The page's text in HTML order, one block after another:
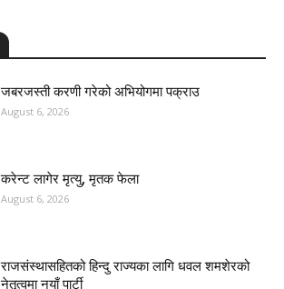
जबरजस्ती करणी गरेको अभियोगमा पक्राउ
August 6, 2026
करेन्ट लागेर मृत्यु, मृतक फेला
August 6, 2026
राजसंस्थासहितको हिन्दु राज्यका लागि धवल शमशेरको
नेतृत्वमा नयाँ पार्टी